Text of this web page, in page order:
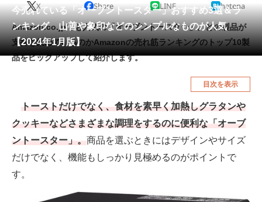
ペット 家電
工具・DIY 本・DVD・CD
生活家電 生活用品
腕時計 車・バイク
釣り具・釣り用品 食品・飲料・お酒
食器・グラス・カトラリー
メディア
注目記事を集めた総合ページ
今売れている「オーブントースター」おすすめ3選＆ラ
ンキング 山善や象印などのシンプルなものが人気
【2024年1月版】
X Share LINE hatena
Amazon.co.jpでも人気の「オーブントースター」。どの製品が
支持を集めているのかAmazonの売れ筋ランキングのトップ10製
品をピックアップして紹介します。
目次を表示
トーストだけでなく、食材を素早く加熱しグラタンや
クッキーなどさまざまな調理をするのに便利な「オーブ
ントースター」。商品を選ぶときにはデザインやサイズ
だけでなく、機能もしっかり見極めるのがポイントで
す。